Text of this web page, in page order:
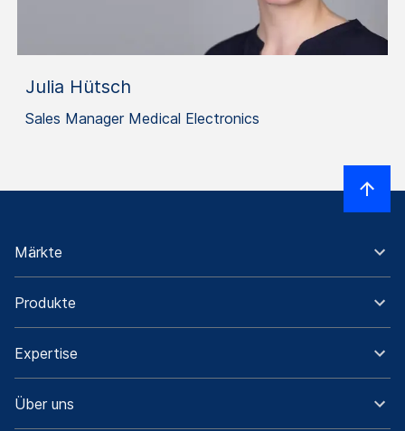
Julia Hütsch
Sales Manager Medical Electronics
Märkte
Produkte
Expertise
Über uns